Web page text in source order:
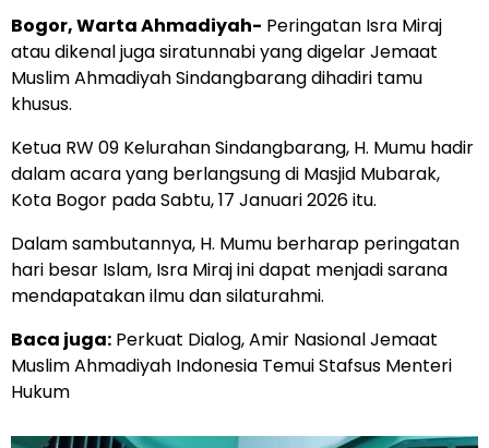
Bogor, Warta Ahmadiyah- Peringatan Isra Miraj
atau dikenal juga siratunnabi yang digelar Jemaat
Muslim Ahmadiyah Sindangbarang dihadiri tamu
khusus.
Ketua RW 09 Kelurahan Sindangbarang, H. Mumu hadir
dalam acara yang berlangsung di Masjid Mubarak,
Kota Bogor pada Sabtu, 17 Januari 2026 itu.
Dalam sambutannya, H. Mumu berharap peringatan
hari besar Islam, Isra Miraj ini dapat menjadi sarana
mendapatakan ilmu dan silaturahmi.
Baca juga: Perkuat Dialog, Amir Nasional Jemaat
Muslim Ahmadiyah Indonesia Temui Stafsus Menteri
Hukum